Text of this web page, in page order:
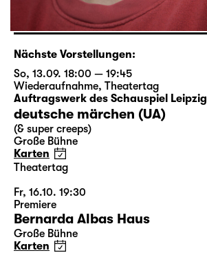
Nächste Vorstellungen:
So, 13.09. 18:00 — 19:45
Wiederaufnahme, Theatertag
Auftragswerk des Schauspiel Leipzig
deutsche märchen (UA)
(& super creeps)
Große Bühne
Karten
Theatertag
Fr, 16.10. 19:30
Premiere
Bernarda Albas Haus
Große Bühne
Karten